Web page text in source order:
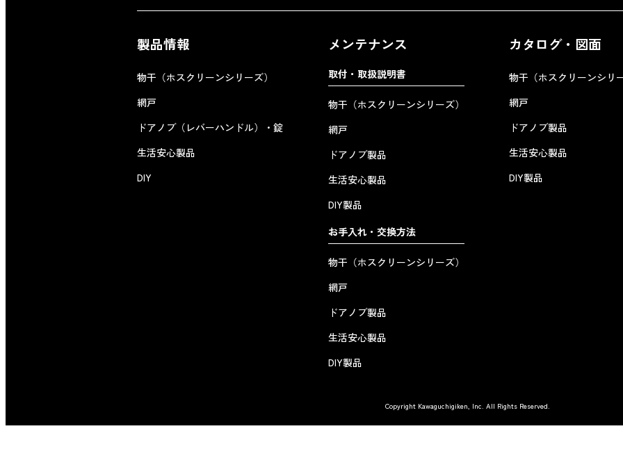
製品情報
物干（ホスクリーンシリーズ）
網戸
ドアノブ（レバーハンドル）・錠
生活安心製品
DIY
メンテナンス
取付・取扱説明書
物干（ホスクリーンシリーズ）
網戸
ドアノブ製品
生活安心製品
DIY製品
お手入れ・交換方法
物干（ホスクリーンシリーズ）
網戸
ドアノブ製品
生活安心製品
DIY製品
カタログ・図面
物干（ホスクリーンシリ
網戸
ドアノブ製品
生活安心製品
DIY製品
Copyright Kawaguchigiken, Inc. All Rights Reserved.